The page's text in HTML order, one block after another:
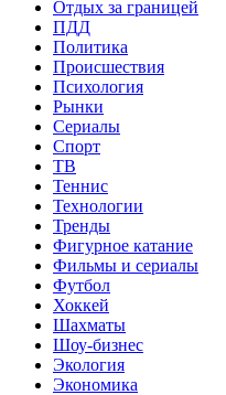
Отдых за границей
ПДД
Политика
Происшествия
Психология
Рынки
Сериалы
Спорт
ТВ
Теннис
Технологии
Тренды
Фигурное катание
Фильмы и сериалы
Футбол
Хоккей
Шахматы
Шоу-бизнес
Экология
Экономика